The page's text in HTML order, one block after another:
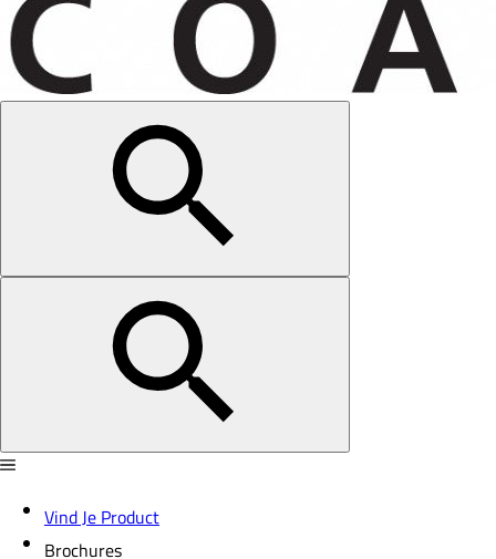
Vind Je Product
Brochures